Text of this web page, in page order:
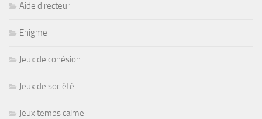
Aide directeur
Enigme
Jeux de cohésion
Jeux de société
Jeux temps calme